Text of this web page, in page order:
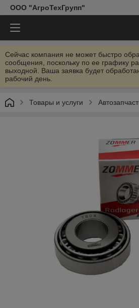
ООО "АгроТехГрупп"
Сейчас компания не может быстро
сообщения, поскольку по ее графику
выходной. Ваша заявка будет
рабочий день.
Товары и услуги